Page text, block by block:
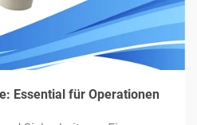
Essential für Operationen